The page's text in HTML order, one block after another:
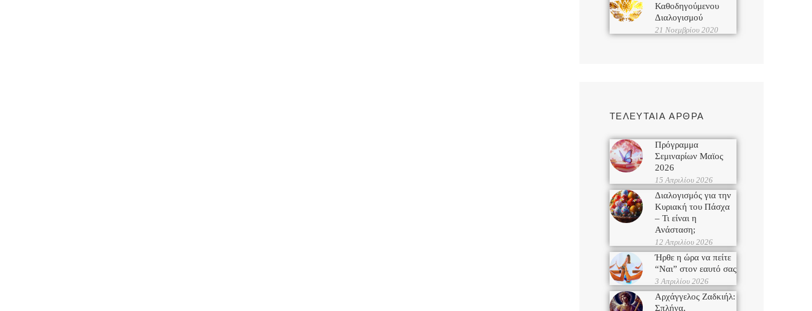
Καθοδηγούμενου
Διαλογισμού
21 Νοεμβρίου 2020
ΤΕΛΕΥΤΑΙΑ ΑΡΘΡΑ
Πρόγραμμα
Σεμιναρίων Μαϊος
2026
15 Απριλίου 2026
Διαλογισμός για την
Κυριακή του Πάσχα
– Τι είναι η
Ανάσταση;
12 Απριλίου 2026
Ήρθε η ώρα να πείτε
“Ναι” στον εαυτό σας
3 Απριλίου 2026
Αρχάγγελος Ζαδκιήλ:
Σπλήνα,